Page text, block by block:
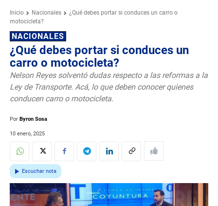
Inicio Nacionales
¿Qué debes portar si conduces un carro o
motocicleta?
NACIONALES
¿Qué debes portar si conduces un
carro o motocicleta?
Nelson Reyes solventó dudas respecto a las reformas a la
Ley de Transporte. Acá, lo que deben conocer quienes
conducen carro o motocicleta.
Por Byron Sosa
10 enero, 2025
Escuchar nota